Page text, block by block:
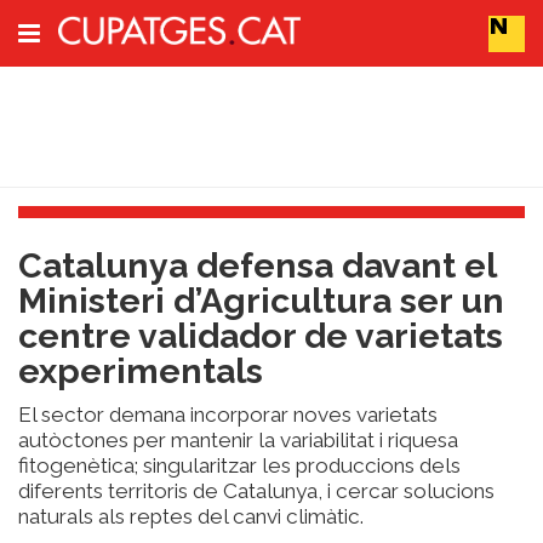
Cerca
Portada
Vins
Naturals
Actualitat
Líders
del
canvi
Impacte
i
Sostenibilitat
Catalunya defensa davant el
Ministeri d’Agricultura ser un
centre validador de varietats
experimentals
El sector demana incorporar noves varietats
autòctones per mantenir la variabilitat i riquesa
fitogenètica; singularitzar les produccions dels
diferents territoris de Catalunya, i cercar solucions
naturals als reptes del canvi climàtic.